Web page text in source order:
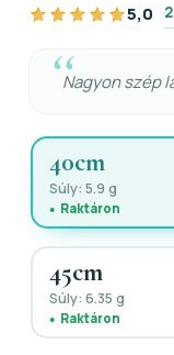
5,0
Nagyon szép
40cm
Súly: 5.9 g
Raktáron
45cm
Súly: 6.35 g
Raktáron